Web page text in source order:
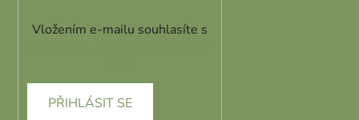
Vložením e-mailu souhlasíte s
PŘIHLÁSIT SE